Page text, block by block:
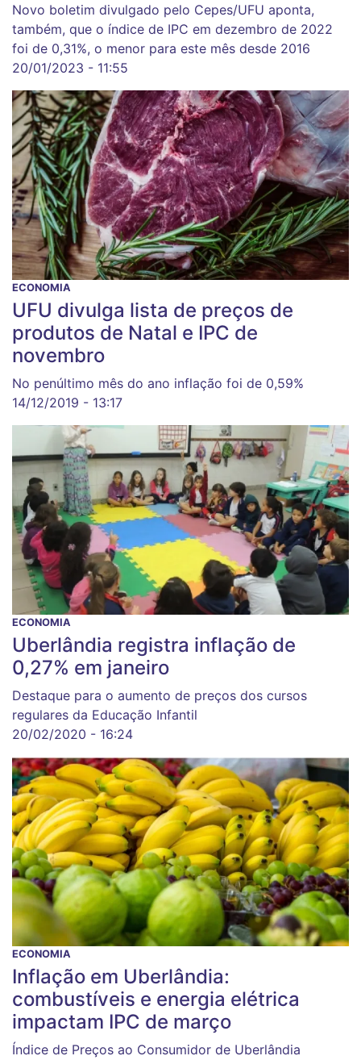
Novo boletim divulgado pelo Cepes/UFU aponta,
também, que o índice de IPC em dezembro de 2022
foi de 0,31%, o menor para este mês desde 2016
20/01/2023 - 11:55
ECONOMIA
UFU divulga lista de preços de
produtos de Natal e IPC de
novembro
No penúltimo mês do ano inflação foi de 0,59%
14/12/2019 - 13:17
ECONOMIA
Uberlândia registra inflação de
0,27% em janeiro
Destaque para o aumento de preços dos cursos
regulares da Educação Infantil
20/02/2020 - 16:24
ECONOMIA
Inflação em Uberlândia:
combustíveis e energia elétrica
impactam IPC de março
Índice de Preços ao Consumidor de Uberlândia